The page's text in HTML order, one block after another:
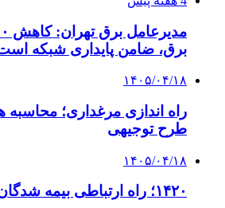
دقیق‌ترین ابزارها را آنلاین
پیوندها
صندوق طلا
وام فوری
بازار و کسب و کار
3 هفته پیش
خرید ابزار آلات دستی و صنعتی